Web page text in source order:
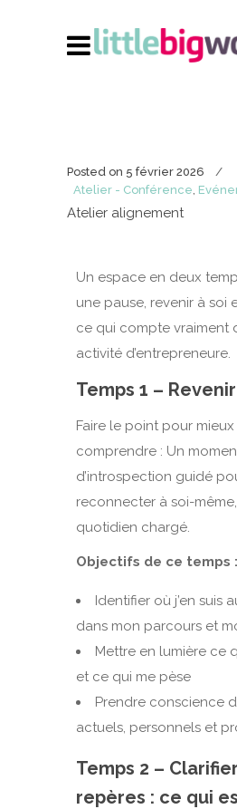
Posted on 5 février 2026
Atelier - Conférence,
Atelier alignement
Un espace en deux
une pause, revenir à soi
ce qui compte vraiment
activité d’entrepreneure.
Temps 1 –
Faire le point pour mieux
comprendre : Un
d’introspection guidé
reconnecter à soi-
quotidien chargé.
Objectifs de ce temps :
Identifier où j’en suis
dans mon parcours et
Mettre en lumière ce
et ce qui me pèse
Prendre conscience
actuels, personnels et
Temps 2 –
repères : ce qui